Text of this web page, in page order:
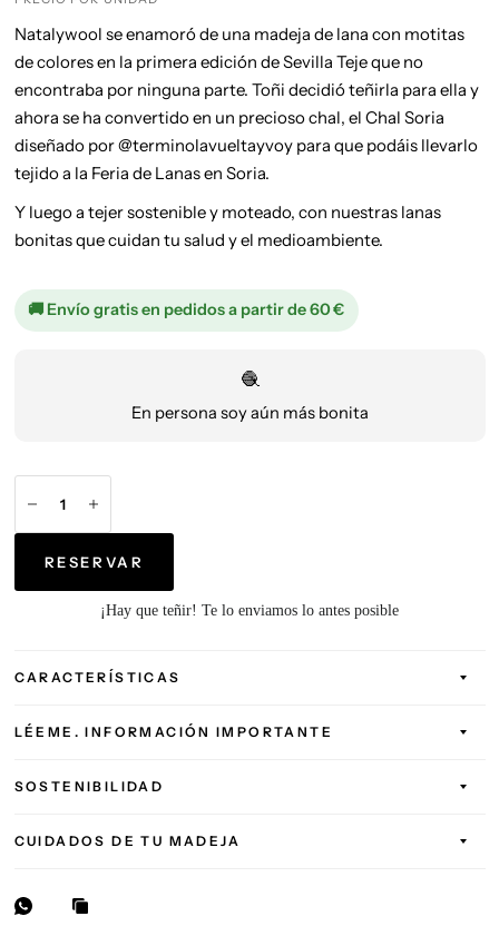
Natalywool se enamoró de una madeja de lana con motitas
de colores en la primera edición de Sevilla Teje que no
encontraba por ninguna parte. Toñi decidió teñirla para ella y
ahora se ha convertido en un precioso chal, el Chal Soria
diseñado por @terminolavueltayvoy para que podáis llevarlo
tejido a la Feria de Lanas en Soria.
Y luego a tejer sostenible y moteado, con nuestras lanas
bonitas que cuidan tu salud y el medioambiente.
🚚 Envío gratis en pedidos a partir de 60 €
🧶
En persona soy aún más bonita
RESERVAR
¡Hay que teñir! Te lo enviamos lo antes posible
CARACTERÍSTICAS
LÉEME. INFORMACIÓN IMPORTANTE
SOSTENIBILIDAD
CUIDADOS DE TU MADEJA